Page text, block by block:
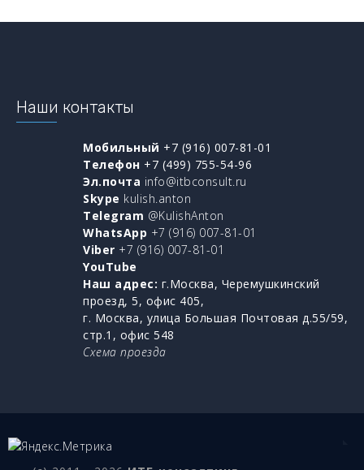
Наши контакты
Мобильный +7 (916) 007-81-01
Телефон +7 (499) 755-54-96
Эл.почта info@itbconsult.ru
Skype kulish.anton
Telegram @KulishAnton
WhatsApp +7 (916) 007-81-01
Viber +7 (916) 007-81-01
YouTube
Наш адрес: г.Москва, Черемушкинский
проезд, 5, офис 405,
г. Москва, улица Большая Почтовая д.55/59,
стр.1, офис 548
Схема проезда